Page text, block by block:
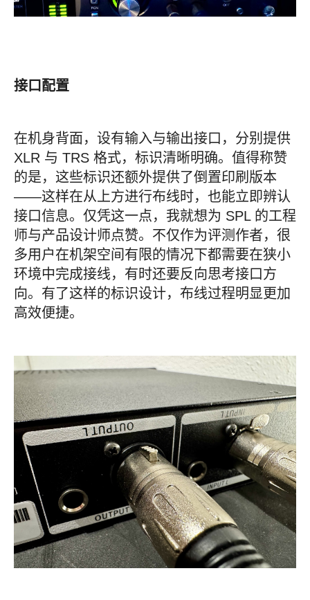
接口配置
在机身背面，设有输入与输出接口，分别提供
XLR 与 TRS 格式，标识清晰明确。值得称赞
的是，这些标识还额外提供了倒置印刷版本
——这样在从上方进行布线时，也能立即辨认
接口信息。仅凭这一点，我就想为 SPL 的工程
师与产品设计师点赞。不仅作为评测作者，很
多用户在机架空间有限的情况下都需要在狭小
环境中完成接线，有时还要反向思考接口方
向。有了这样的标识设计，布线过程明显更加
高效便捷。